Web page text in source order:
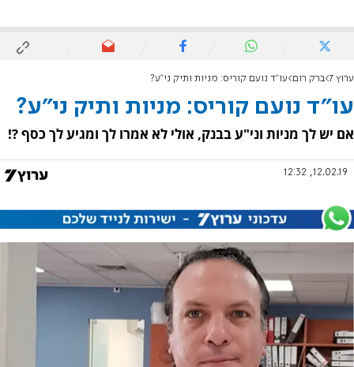
ערוץ 7 ברק רום עו"ד נועם קוריס: מניות ותיק ני"ע?
עו"ד נועם קוריס: מניות ותיק ני"ע?
אם יש לך מניות וני"ע בבנק, אולי לא אמרו לך ומגיע לך כסף ?!
12.02.19, 12:32